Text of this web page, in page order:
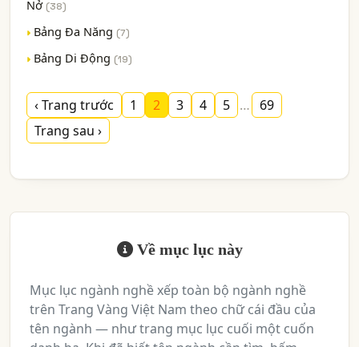
Nở (38)
Bảng Đa Năng (7)
Bảng Di Động (19)
‹ Trang trước 1 2 3 4 5 …
69
Trang sau ›
Về mục lục này
Mục lục ngành nghề xếp toàn bộ ngành nghề
trên Trang Vàng Việt Nam theo chữ cái đầu của
tên ngành — như trang mục lục cuối một cuốn